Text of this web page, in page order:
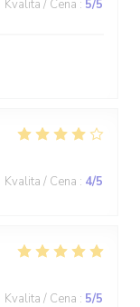
Kvalita / Cena : 5/5
Kvalita / Cena : 4/5
Kvalita / Cena : 5/5